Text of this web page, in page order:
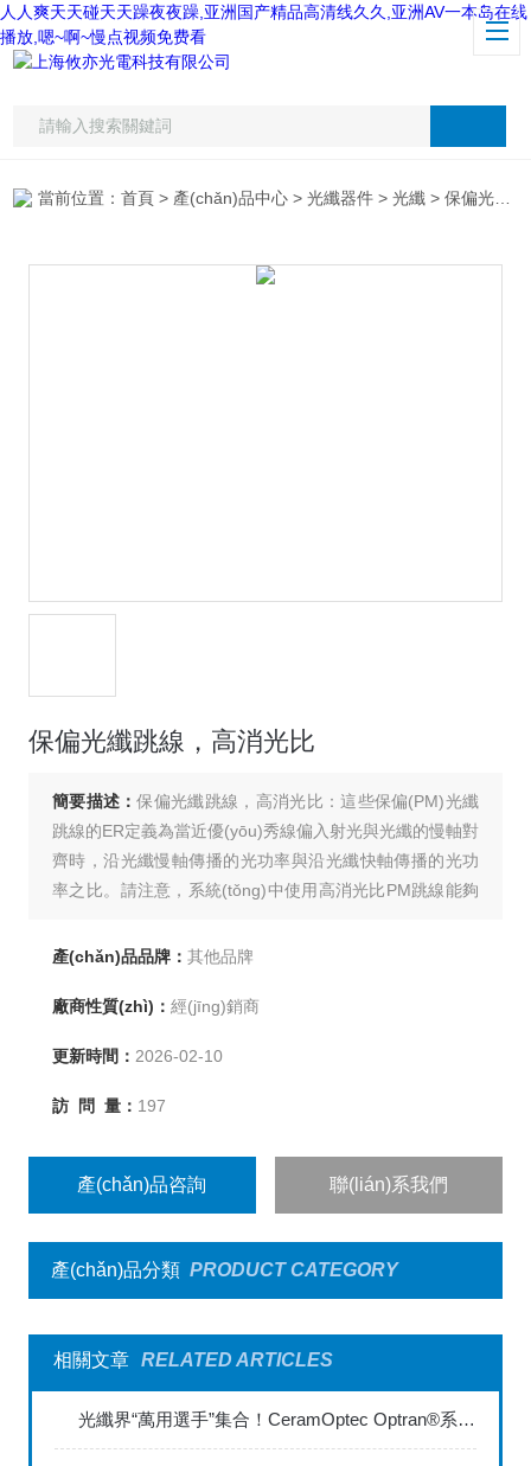
人人爽天天碰天天躁夜夜躁,亚洲国产精品高清线久久,亚洲AV一本岛在线
播放,嗯~啊~慢点视频免费看
當前位置：首頁 > 產(chǎn)品中心 >光纖器件 >光纖 > 保偏光纖跳線，高消光比
保偏光纖跳線，高消光比
簡要描述：保偏光纖跳線，高消光比：這些保偏(PM)光纖
跳線的ER定義為當近優(yōu)秀線偏入射光與光纖的慢軸對
齊時，沿光纖慢軸傳播的光功率與沿光纖快軸傳播的光功
率之比。請注意，系統(tǒng)中使用高消光比PM跳線能夠
產(chǎn)品品牌： 其他品牌
廠商性質(zhì)： 經(jīng)銷商
更新時間： 2026-02-10
訪 問 量： 197
產(chǎn)品咨詢 聯(lián)系我們
產(chǎn)品分類 PRODUCT CATEGORY
相關文章 RELATED ARTICLES
光纖界“萬用選手”集合！CeramOptec Optran®系列光纖承包你的全場景需求